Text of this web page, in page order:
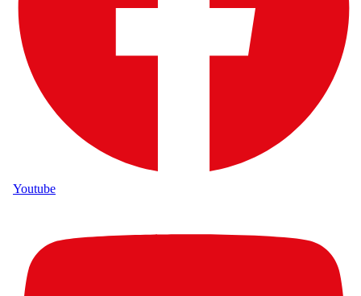
Youtube